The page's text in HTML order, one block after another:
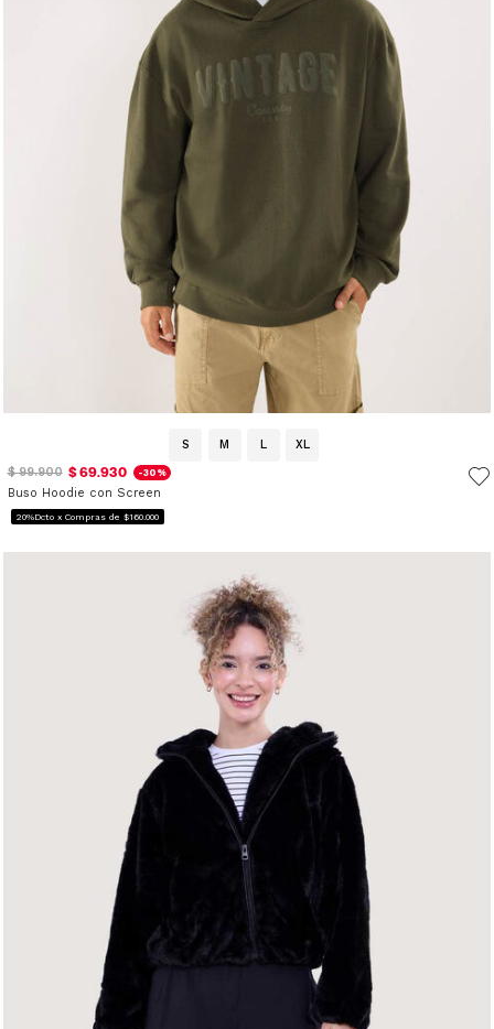
S M L
XL
$ 99.900 $ 69.930 -30%
Buso Hoodie con Screen
20%Dcto x Compras de $160.000